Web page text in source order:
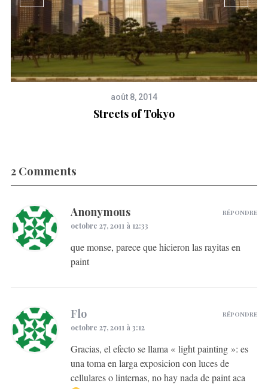
août 8, 2014
Streets of Tokyo
2 Comments
Anonymous
octobre 27, 2011 à 12:33
que monse, parece que hicieron las rayitas en
paint
RÉPONDRE
Flo
octobre 27, 2011 à 3:12
Gracias, el efecto se llama « light painting »: es
una toma en larga exposicion con luces de
cellulares o linternas, no hay nada de paint aca
RÉPONDRE